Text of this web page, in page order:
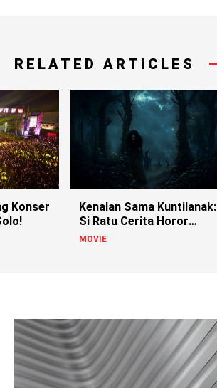
RELATED ARTICLES
Konser
Kenalan Sama Kuntilanak:
Si Ratu Cerita Horor
Indonesia!
MOVIE